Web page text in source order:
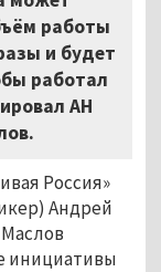
работы
и будет
работал
АН
Россия»
Андрей
инициативы